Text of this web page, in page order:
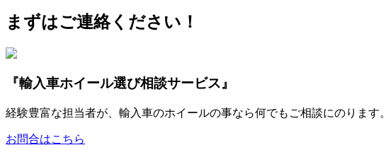
まずはご連絡ください！
『輸入車ホイール選び相談サービス』
経験豊富な担当者が、輸入車のホイールの事なら何でもご相談にのります。
お問合はこちら